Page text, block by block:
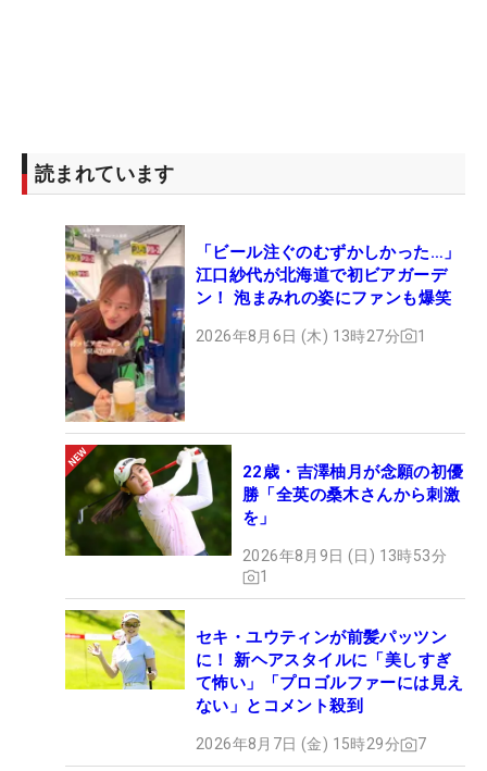
読まれています
「ビール注ぐのむずかしかった…」
江口紗代が北海道で初ビアガーデ
ン！ 泡まみれの姿にファンも爆笑
2026年8月6日 (木) 13時27分 1
22歳・吉澤柚月が念願の初優
勝「全英の桑木さんから刺激
を」
2026年8月9日 (日) 13時53分
1
セキ・ユウティンが前髪パッツン
に！ 新ヘアスタイルに「美しすぎ
て怖い」「プロゴルファーには見え
ない」とコメント殺到
2026年8月7日 (金) 15時29分 7